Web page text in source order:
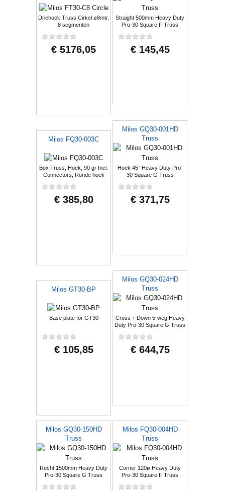
Driehoek Truss Cirkel ø8mtr,
8 segmenten
€ 5176,05
Straight 500mm Heavy Duty
Pro-30 Square F Truss
€ 145,45
Milos FQ30-003C
Box Truss, Hoek, 90 gr Incl.
Connectors, Ronde hoek
€ 385,80
Milos GQ30-001HD
Truss
Hoek 45° Heavy Duty Pro-
30 Square G Truss
€ 371,75
Milos GT30-BP
Base plate for GT30
€ 105,85
Milos GQ30-024HD
Truss
Cross + Down 5-weg Heavy
Duty Pro-30 Square G Truss
€ 644,75
Milos GQ30-150HD
Truss
Recht 1500mm Heavy Duty
Pro-30 Square G Truss
Milos FQ30-004HD
Truss
Corner 120ø Heavy Duty
Pro-30 Square F Truss